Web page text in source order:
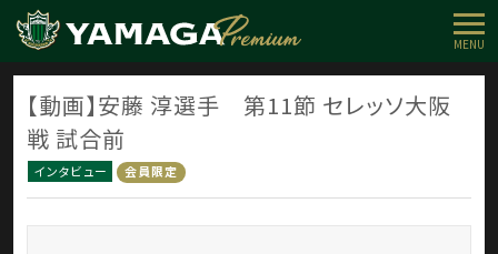
MENU
【動画】安藤 淳選手 第11節 セレッソ大阪
戦 試合前
インタビュー 会員限定